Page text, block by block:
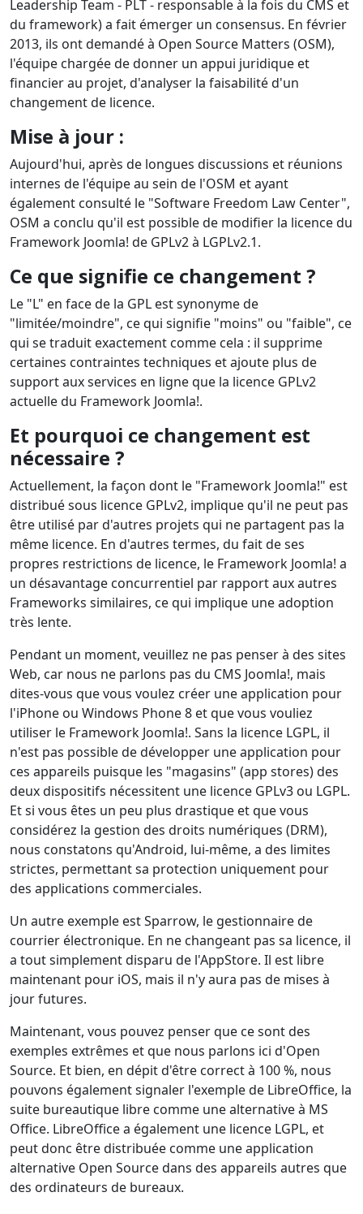
Leadership Team - PLT - responsable à la fois du CMS et
du framework) a fait émerger un consensus. En février
2013, ils ont demandé à Open Source Matters (OSM),
l'équipe chargée de donner un appui juridique et
financier au projet, d'analyser la faisabilité d'un
changement de licence.
Mise à jour :
Aujourd'hui, après de longues discussions et réunions
internes de l'équipe au sein de l'OSM et ayant
également consulté le "Software Freedom Law Center",
OSM a conclu qu'il est possible de modifier la licence du
Framework Joomla! de GPLv2 à LGPLv2.1.
Ce que signifie ce changement ?
Le "L" en face de la GPL est synonyme de
"limitée/moindre", ce qui signifie "moins" ou "faible", ce
qui se traduit exactement comme cela : il supprime
certaines contraintes techniques et ajoute plus de
support aux services en ligne que la licence GPLv2
actuelle du Framework Joomla!.
Et pourquoi ce changement est
nécessaire ?
Actuellement, la façon dont le "Framework Joomla!" est
distribué sous licence GPLv2, implique qu'il ne peut pas
être utilisé par d'autres projets qui ne partagent pas la
même licence. En d'autres termes, du fait de ses
propres restrictions de licence, le Framework Joomla! a
un désavantage concurrentiel par rapport aux autres
Frameworks similaires, ce qui implique une adoption
très lente.
Pendant un moment, veuillez ne pas penser à des sites
Web, car nous ne parlons pas du CMS Joomla!, mais
dites-vous que vous voulez créer une application pour
l'iPhone ou Windows Phone 8 et que vous vouliez
utiliser le Framework Joomla!. Sans la licence LGPL, il
n'est pas possible de développer une application pour
ces appareils puisque les "magasins" (app stores) des
deux dispositifs nécessitent une licence GPLv3 ou LGPL.
Et si vous êtes un peu plus drastique et que vous
considérez la gestion des droits numériques (DRM),
nous constatons qu'Android, lui-même, a des limites
strictes, permettant sa protection uniquement pour
des applications commerciales.
Un autre exemple est Sparrow, le gestionnaire de
courrier électronique. En ne changeant pas sa licence, il
a tout simplement disparu de l'AppStore. Il est libre
maintenant pour iOS, mais il n'y aura pas de mises à
jour futures.
Maintenant, vous pouvez penser que ce sont des
exemples extrêmes et que nous parlons ici d'Open
Source. Et bien, en dépit d'être correct à 100 %, nous
pouvons également signaler l'exemple de LibreOffice, la
suite bureautique libre comme une alternative à MS
Office. LibreOffice a également une licence LGPL, et
peut donc être distribuée comme une application
alternative Open Source dans des appareils autres que
des ordinateurs de bureaux.